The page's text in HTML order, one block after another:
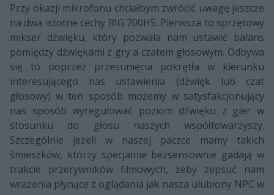
Przy okazji mikrofonu chciałbym zwrócić uwagę jeszcze
na dwa istotne cechy RIG 700HS. Pierwsza to sprzętowy
mikser dźwięku, który pozwala nam ustawić balans
pomiędzy dźwiękami z gry a czatem głosowym. Odbywa
się to poprzez przesunięcia pokrętła w kierunku
interesującego nas ustawienia (dźwięk lub czat
głosowy) w ten sposób możemy w satysfakcjonujący
nas sposób wyregulować poziom dźwięku z gier w
stosunku do głosu naszych współtowarzyszy.
Szczególnie jeżeli w naszej paczce mamy takich
śmieszków, którzy specjalnie bezsensownie gadają w
trakcie przerywników filmowych, żeby zepsuć nam
wrażenia płynące z oglądania jak nasza ulubiony NPC w